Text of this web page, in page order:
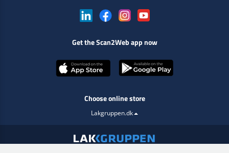
Terms and conditions
Contact Us
FOLLOW US ON